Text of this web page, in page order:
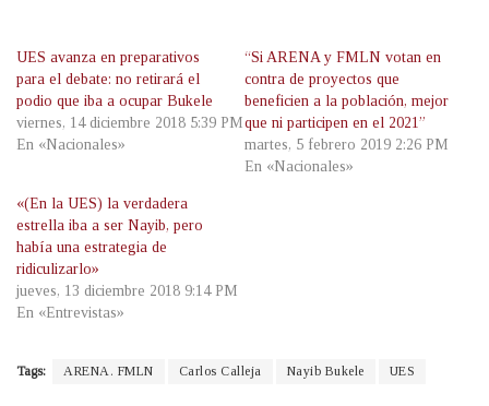
UES avanza en preparativos
para el debate: no retirará el
podio que iba a ocupar Bukele
viernes, 14 diciembre 2018 5:39 PM
En «Nacionales»
“Si ARENA y FMLN votan en
contra de proyectos que
beneficien a la población, mejor
que ni participen en el 2021”
martes, 5 febrero 2019 2:26 PM
En «Nacionales»
«(En la UES) la verdadera
estrella iba a ser Nayib, pero
había una estrategia de
ridiculizarlo»
jueves, 13 diciembre 2018 9:14 PM
En «Entrevistas»
Tags: ARENA. FMLN Carlos Calleja Nayib Bukele UES